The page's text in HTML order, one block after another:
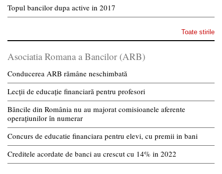
Topul bancilor dupa active in 2017
Toate stirile
Asociatia Romana a Bancilor (ARB)
Conducerea ARB rămâne neschimbată
Lecții de educație financiară pentru profesori
Băncile din România nu au majorat comisioanele aferente
operațiunilor în numerar
Concurs de educatie financiara pentru elevi, cu premii in bani
Creditele acordate de banci au crescut cu 14% in 2022